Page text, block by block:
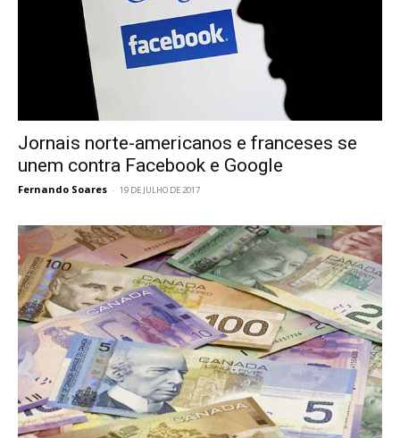
Jornais norte-americanos e franceses se
unem contra Facebook e Google
Fernando Soares - 19 DE JULHO DE 2017